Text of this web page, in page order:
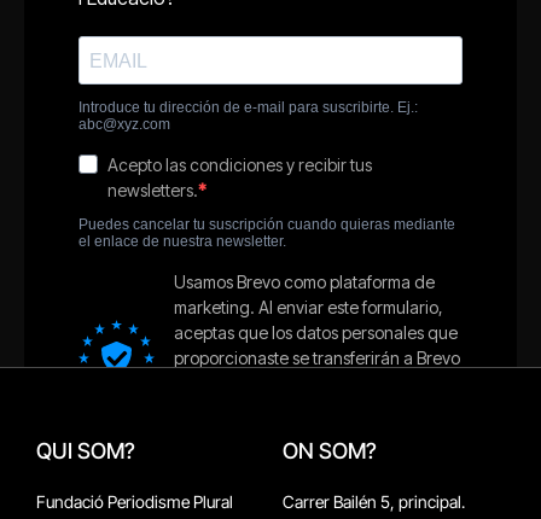
QUI SOM?
Fundació Periodisme Plural
ON SOM?
Carrer Bailén 5, principal.